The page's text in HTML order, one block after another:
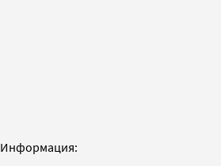
Информация: